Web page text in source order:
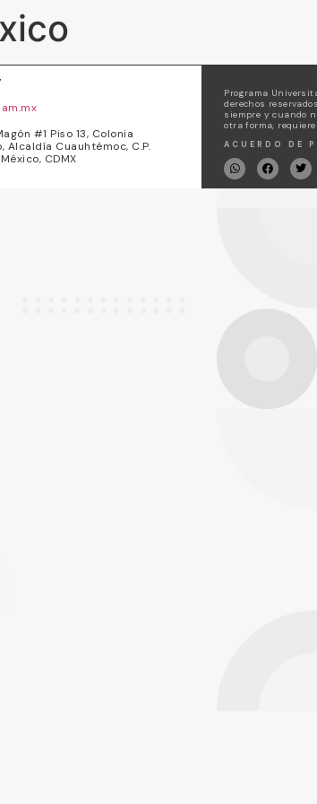
#1 Piso 13, Colonia
Alcaldía Cuauhtémoc, C.P.
CDMX
Programa
derechos
siempre y cuando
otra forma,
ACUERDO DE